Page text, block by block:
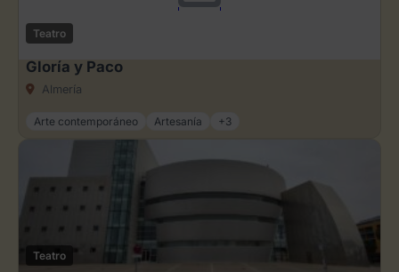
Teatro
Gloría y Paco
Almería
Arte contemporáneo Artesanía +3
Teatro